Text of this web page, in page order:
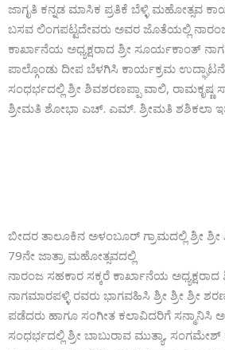
ಜಾಗೃತಿ ಕನ್ನಡ ಮಾಸಿಕ ಪ್ರತಿಕೆ ಬೆಳ್ಳಿ ಮಹೋತ್ಸವ
ಬಸವ ಲಿಂಗಪಟ್ಟದೇವರು ಅವರ ಜೊತೆಯಲ್ಲಿ
ಕಾರ್ಖಾನೆಯ ಅಧ್ಯಕ್ಷರಾದ ಶ್ರೀ ಸೂರ್ಯಕಾಂತ್
ಪಾಲ್ಗೊಂಡು ದೀಪ ಬೆಳಗಿಸಿ ಕಾರ್ಯಕ್ರಮ
ಸಂಧರ್ಭದಲ್ಲಿ ಶ್ರೀ ಶಿವಶರಣಪ್ಪಾ ವಾಲಿ, ರಾಮಕೃಷ್ಣ
ಶ್ರೀಮತಿ ಶೋಭಾ ಎಚ್. ಎಮ್. ಶ್ರೀಮತಿ ಶಶಿಕಲಾ
ಬೀದರ ತಾಲೂಕಿನ ಅಳಂಬೂರ್ ಗ್ರಾಮದಲ್ಲಿ ಶ್ರೀ ಶ್ರೀ
79ನೇ ಜಾತ್ರಾ ಮಹೋತ್ಸವದಲ್ಲಿ
ನಾರಂಜ ಸಹಕಾರ ಸಕ್ಕರೆ ಕಾರ್ಖಾನೆಯ
ನಾಗಮಾರಪಳ್ಳಿ ರವರು ಭಾಗವಹಿಸಿ ಶ್ರೀ ಶ್ರೀ ಶ್ರೀ
ಪಡೆದರು ಹಾಗೂ ಸಂಗೀತ ಕಲಾವಿದರಿಗೆ ಸನ್ಮಾನಿಸಿ
ಸಂಧರ್ಭದಲ್ಲಿ ಶ್ರೀ ಬಾಬುರಾವ ಮುತ್ಯಾ,